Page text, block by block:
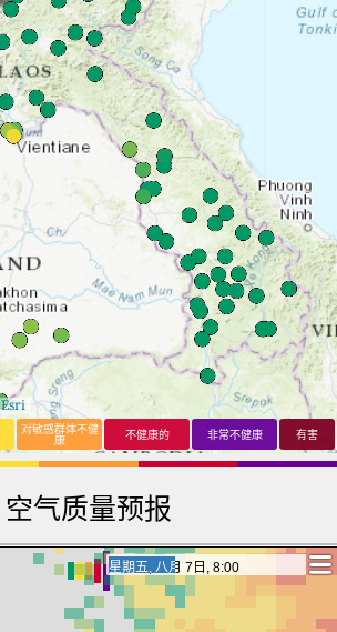
Esri
对敏感群体不健
康 不健康的 非常不健康 有害
空气质量预报
星期六, 八月 8日, 4:00
星期六, 八月 8日, 4:00